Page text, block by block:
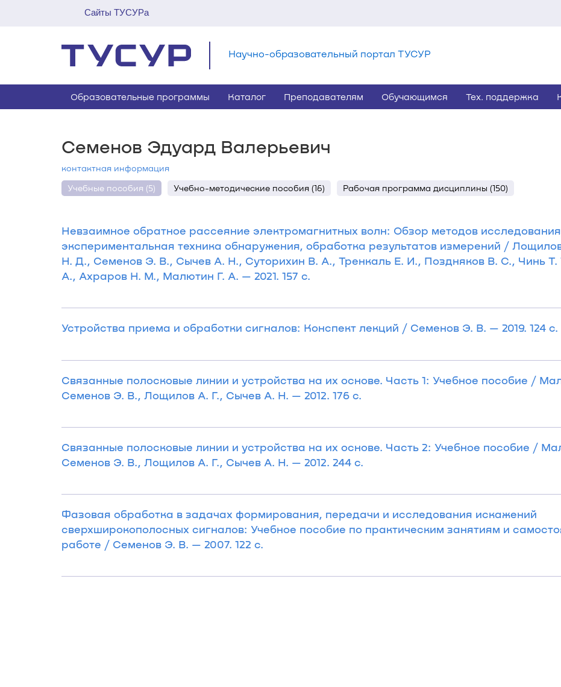
Сайты ТУСУРа
Научно-образовательный портал ТУСУР
Образовательные программы Каталог Преподавателям Обучающимся Тех. поддержка
Семенов Эдуард Валерьевич
контактная информация
Учебные пособия (5)
Учебно-методические пособия (16) Рабочая программа дисциплины (150)
Невзаимное обратное рассеяние электромагнитных волн: Обзор методов
экспериментальная техника обнаружения, обработка результатов измерений /
Н. Д., Семенов Э. В., Сычев А. Н., Суторихин В. А., Тренкаль Е. И., Поздняков В. С., Чинь
А., Ахраров Н. М., Малютин Г. А. — 2021. 157 с.
Устройства приема и обработки сигналов: Конспект лекций / Семенов Э. В. — 2019. 124 с.
Связанные полосковые линии и устройства на их основе. Часть 1: Учебное пособие /
Семенов Э. В., Лощилов А. Г., Сычев А. Н. — 2012. 176 с.
Связанные полосковые линии и устройства на их основе. Часть 2: Учебное пособие /
Семенов Э. В., Лощилов А. Г., Сычев А. Н. — 2012. 244 с.
Фазовая обработка в задачах формирования, передачи и исследования искажений
сверхширокополосных сигналов: Учебное пособие по практическим занятиям и
работе / Семенов Э. В. — 2007. 122 с.